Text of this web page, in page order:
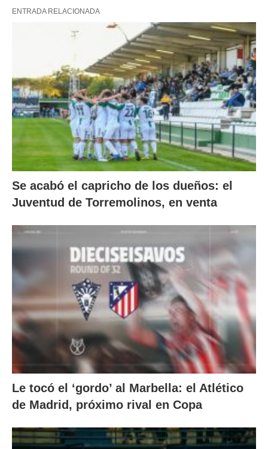
ENTRADA RELACIONADA
Se acabó el capricho de los dueños: el
Juventud de Torremolinos, en venta
Le tocó el ‘gordo’ al Marbella: el Atlético
de Madrid, próximo rival en Copa